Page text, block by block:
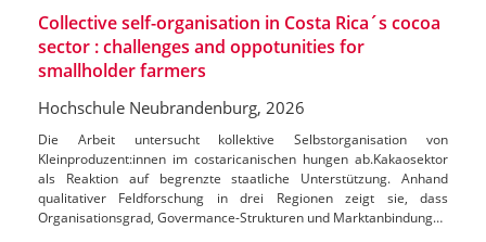
Collective self-organisation in Costa Rica´s cocoa
sector : challenges and oppotunities for
smallholder farmers
Hochschule Neubrandenburg, 2026
Die Arbeit untersucht kollektive Selbstorganisation von
Kleinproduzent:innen im costaricanischen hungen ab.Kakaosektor
als Reaktion auf begrenzte staatliche Unterstützung. Anhand
qualitativer Feldforschung in drei Regionen zeigt sie, dass
Organisationsgrad, Govermance-Strukturen und Marktanbindung…